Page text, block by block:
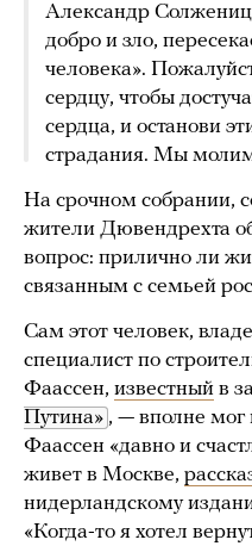
Александр
добро и зло,
человека».
сердцу, чтобы
сердца, и останови
страдания. Мы
На срочном собрании,
жители Дювендрехта
вопрос: прилично ли
связанным с семьей
Сам этот человек,
специалист по
Фаассен, известный в
Путина» , — вполне мог
Фаассен «давно и
живет в Москве,
нидерландскому
«Когда-то я хотел